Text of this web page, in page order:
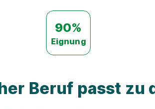
90%
Eignung
Beruf passt zu